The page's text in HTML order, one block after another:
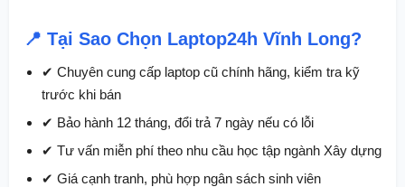
📍 Tại Sao Chọn Laptop24h Vĩnh Long?
✔ Chuyên cung cấp laptop cũ chính hãng, kiểm tra kỹ
trước khi bán
✔ Bảo hành 12 tháng, đổi trả 7 ngày nếu có lỗi
✔ Tư vấn miễn phí theo nhu cầu học tập ngành Xây dựng
✔ Giá cạnh tranh, phù hợp ngân sách sinh viên